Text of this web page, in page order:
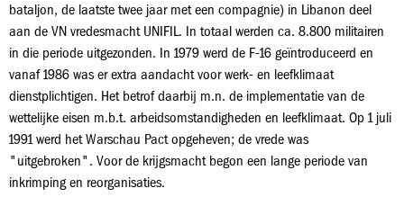
bataljon, de laatste twee jaar met een compagnie) in Libanon deel
aan de VN vredesmacht UNIFIL. In totaal werden ca. 8.800 militairen
in die periode uitgezonden. In 1979 werd de F-16 geïntroduceerd en
vanaf 1986 was er extra aandacht voor werk- en leefklimaat
dienstplichtigen. Het betrof daarbij m.n. de implementatie van de
wettelijke eisen m.b.t. arbeidsomstandigheden en leefklimaat. Op 1 juli
1991 werd het Warschau Pact opgeheven; de vrede was
"uitgebroken". Voor de krijgsmacht begon een lange periode van
inkrimping en reorganisaties.